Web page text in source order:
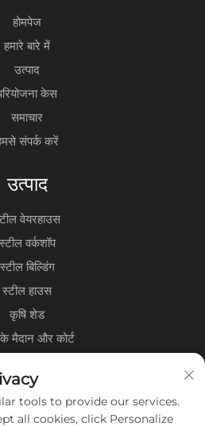
होमपेज
हमारे बारे में
उत्पाद
केस
समाचार
संपर्क करें
उत्पाद
वेयरहाउस
स्टील वर्कशॉप
स्टील बिल्डिंग
स्टील हाउस
कृषि शेड
मैदान और कोर्ट
के बारे में
प्रोफ़ाइल
tools to provide our services.
all cookies, click Personalize